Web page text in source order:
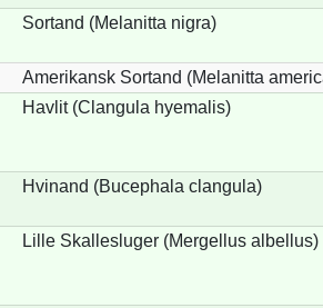
Sortand (Melanitta nigra)
Amerikansk Sortand (Melanitta
Havlit (Clangula hyemalis)
Hvinand (Bucephala clangula)
Lille Skallesluger (Mergellus albellus)